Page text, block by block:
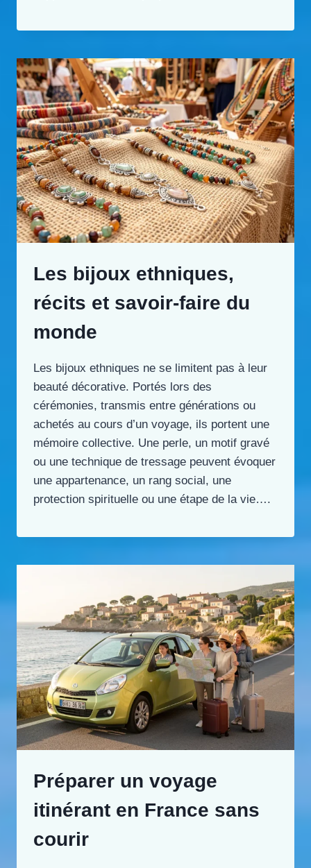
Les bijoux ethniques,
récits et savoir-faire du
monde
Les bijoux ethniques ne se limitent pas à leur
beauté décorative. Portés lors des
cérémonies, transmis entre générations ou
achetés au cours d’un voyage, ils portent une
mémoire collective. Une perle, un motif gravé
ou une technique de tressage peuvent évoquer
une appartenance, un rang social, une
protection spirituelle ou une étape de la vie….
Préparer un voyage
itinérant en France sans
courir